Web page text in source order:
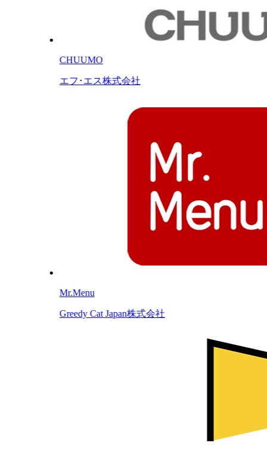
CHUUMO
エフ･エス株式会社
Mr.Menu
Greedy Cat Japan株式会社